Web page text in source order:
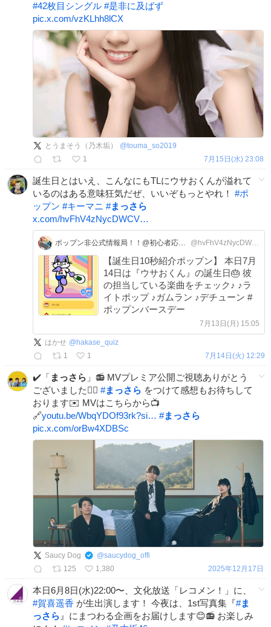
#42枚目シングル #是非に及ばず
pic.x.com/vzKLhh8lCX
とうまそう（乃木垢） @touma_so2019
1
7月15日(水) 23:08
誕生日とはいえ、こんなにもTLにウサおくんが溢れて
いるのはある意味狂気だぜ、いいぞもっとやれ！ #ポ
ップン #キーマニ #まっさら
x.com/hvFhV4zNycDWCV…
ポップン非公式情報局！！@初心者応援！！ @hvFhV4zNycDWCVc
【誕生日10秒紹介ポップン】 本日7月
14日は『ウサおくん』の誕生日🎂 彼
の担当している楽曲をチェック♪ ♪ラ
イトポップ ♪ガムラン ♪デチューン #
ポップンバースデー
7月13日(月) 15:05
はかせ @ hakase_quiz
1
1 7月14日(火) 12:29
✔️「 まっさら 」📻 MVプレミア公開ご視聴ありがとう
ございました🙇‍♂️ #まっさら をつけて感想もお待ちして
おります✉️ MVはこちらから📺
🔗youtu.be/WbqYDOf93rk?si… #まっさら
pic.x.com/orBw4XDBSc
Saucy Dog @saucydog_offi
125
1,380 2025年12月17日
本日6月8日(水)22:00〜、文化放送「レコメン！」に、
#賀喜遥香 が生出演します！ 今夜は、1st写真集『#ま
っさら 』にまつわる企画をお届けします😊📻 お楽しみ